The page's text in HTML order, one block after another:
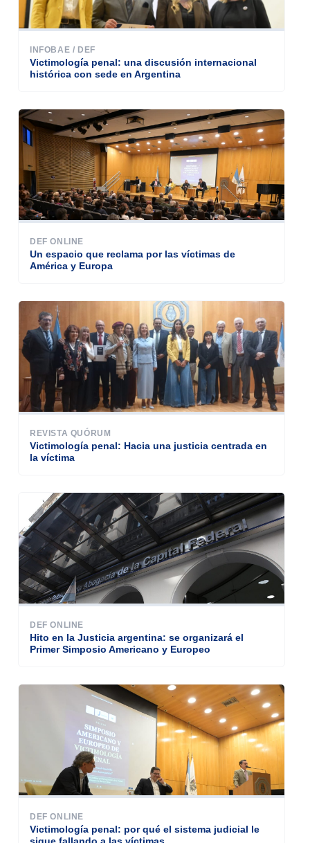
INFOBAE / DEF
Victimología penal: una discusión internacional
histórica con sede en Argentina
DEF ONLINE
Un espacio que reclama por las víctimas de
América y Europa
REVISTA QUÓRUM
Victimología penal: Hacia una justicia centrada en
la víctima
DEF ONLINE
Hito en la Justicia argentina: se organizará el
Primer Simposio Americano y Europeo
DEF ONLINE
Victimología penal: por qué el sistema judicial le